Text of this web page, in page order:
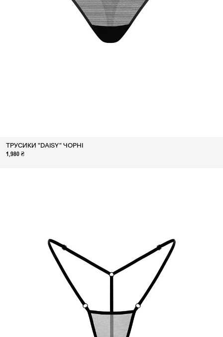
ТРУСИКИ "DAISY" ЧОРНІ
1,980 ₴